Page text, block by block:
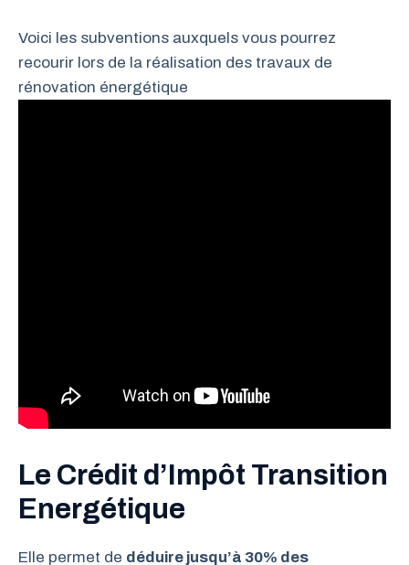
Voici les subventions auxquels vous pourrez
recourir lors de la réalisation des travaux de
rénovation énergétique
Le Crédit d’Impôt Transition
Energétique
Elle permet de déduire jusqu’à 30% des